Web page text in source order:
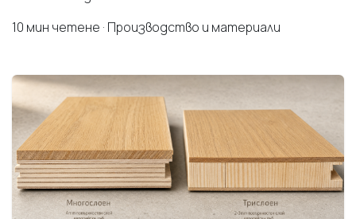
10 мин четене · Производство и материали